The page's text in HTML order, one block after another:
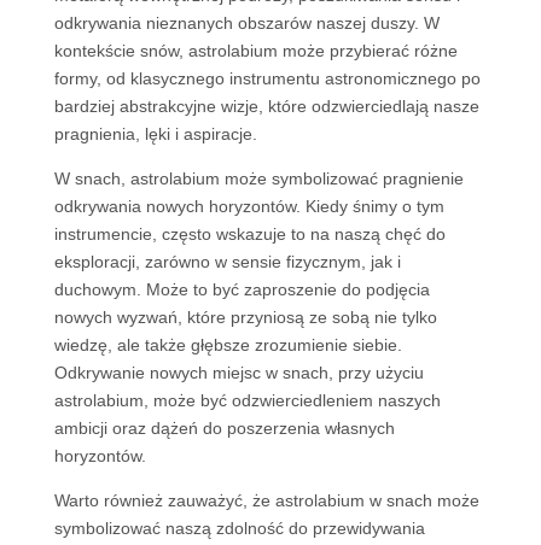
odkrywania nieznanych obszarów naszej duszy. W
kontekście snów, astrolabium może przybierać różne
formy, od klasycznego instrumentu astronomicznego po
bardziej abstrakcyjne wizje, które odzwierciedlają nasze
pragnienia, lęki i aspiracje.
W snach, astrolabium może symbolizować pragnienie
odkrywania nowych horyzontów. Kiedy śnimy o tym
instrumencie, często wskazuje to na naszą chęć do
eksploracji, zarówno w sensie fizycznym, jak i
duchowym. Może to być zaproszenie do podjęcia
nowych wyzwań, które przyniosą ze sobą nie tylko
wiedzę, ale także głębsze zrozumienie siebie.
Odkrywanie nowych miejsc w snach, przy użyciu
astrolabium, może być odzwierciedleniem naszych
ambicji oraz dążeń do poszerzenia własnych
horyzontów.
Warto również zauważyć, że astrolabium w snach może
symbolizować naszą zdolność do przewidywania